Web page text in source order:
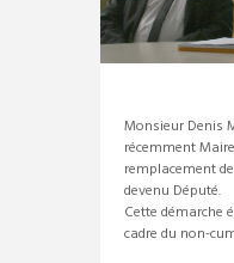
Monsieur Denis
récemment
remplacement
devenu Député.
Cette démarche
cadre du non-